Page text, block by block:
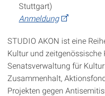
Stuttgart)
Anmeldung
STUDIO AKON ist eine
Kultur und zeitgenössische
Senatsverwaltung für
Zusammenhalt,
Projekten gegen